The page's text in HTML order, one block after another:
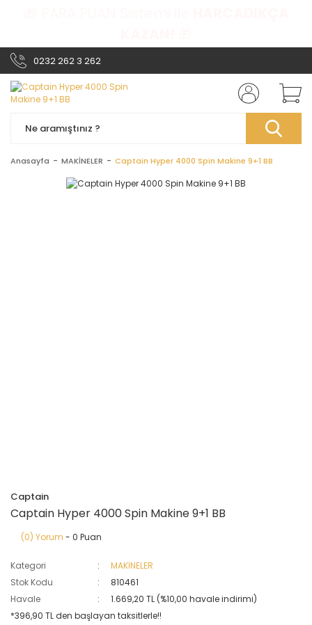
0232 262 3 262
Anasayfa MAKİNELER Captain Hyper 4000 Spin Makine 9+1 BB
Captain
Captain Hyper 4000 Spin Makine 9+1 BB
(0) Yorum - 0 Puan
Kategori
MAKİNELER
Stok Kodu
810461
Havale
1.669,20 TL (%10,00 havale indirimi)
*396,90 TL den başlayan taksitlerle!!